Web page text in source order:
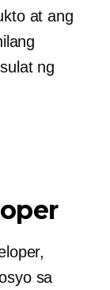
at ang
ng
sa